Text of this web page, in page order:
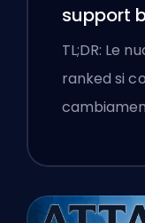
support
flags
TL;DR: Le
ranked si